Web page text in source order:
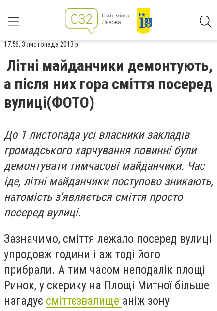
17:56, 3 листопада 2013 р.
Літні майданчики демонтують,
а після них гора сміття посеред
вулиці(ФОТО)
До 1 листопада усі власники закладів
громадського харчування повинні були
демонтувати тимчасові майданчики. Час
іде, літні майданчики поступово зникають,
натомість з'являється сміття просто
посеред вулиці.
Зазначимо, сміття лежало посеред вулиці
упродовж години і аж тоді його
прибрали. А тим часом неподалік площі
Ринок, у скерику на Площі Митної більше
нагадує сміттєзвалище аніж зону